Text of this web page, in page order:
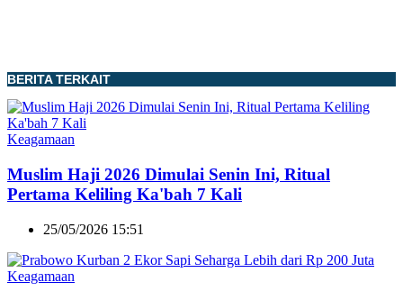
BERITA TERKAIT
Keagamaan
Muslim Haji 2026 Dimulai Senin Ini, Ritual
Pertama Keliling Ka'bah 7 Kali
25/05/2026 15:51
Keagamaan